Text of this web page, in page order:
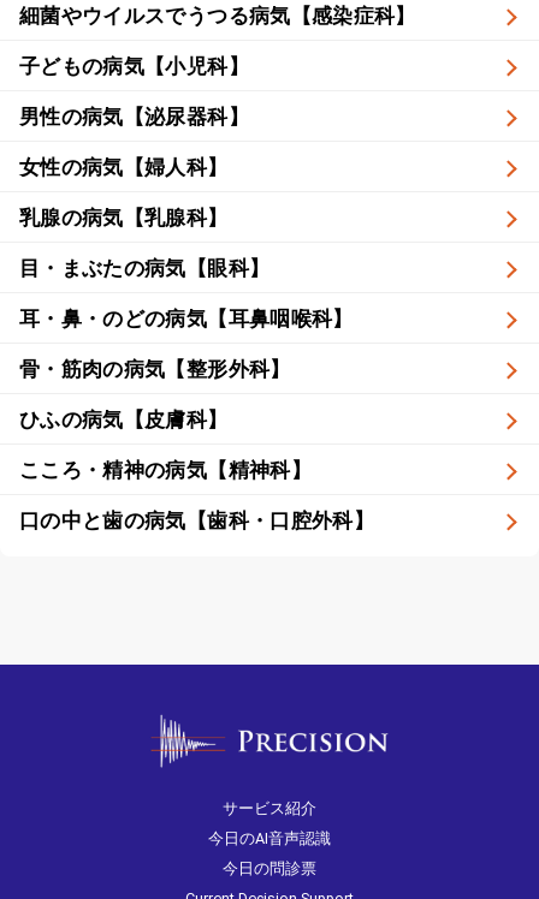
細菌やウイルスでうつる病気【感染症科】
子どもの病気【小児科】
男性の病気【泌尿器科】
女性の病気【婦人科】
乳腺の病気【乳腺科】
目・まぶたの病気【眼科】
耳・鼻・のどの病気【耳鼻咽喉科】
骨・筋肉の病気【整形外科】
ひふの病気【皮膚科】
こころ・精神の病気【精神科】
口の中と歯の病気【歯科・口腔外科】
サービス紹介
今日のAI音声認識
今日の問診票